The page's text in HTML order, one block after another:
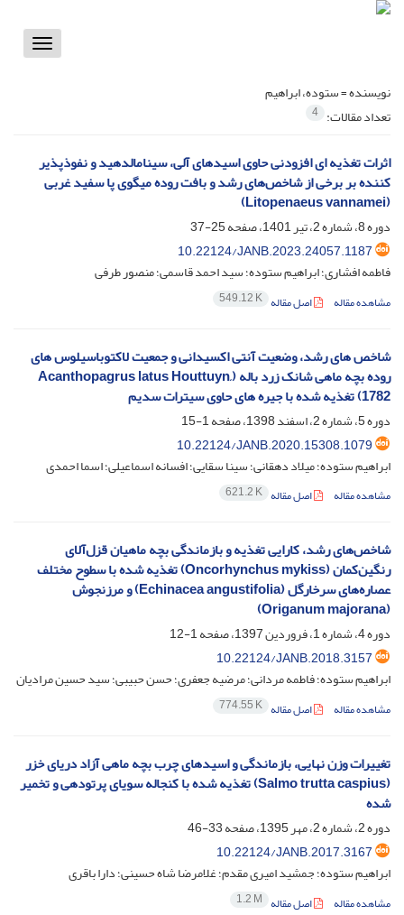
Toggle
نویسنده =ستوده، ابراهیم
تعداد مقالات: 4
اثرات تغذیه ای افزودنی حاوی اسیدهای آلی، سینامالدهید و نفوذپذیر
کننده بر برخی از شاخص‌های رشد و بافت روده میگوی پا سفید غربی
(Litopenaeus vannamei)
دوره 8، شماره 2، تیر 1401، صفحه
25-37
10.22124/JANB.2023.24057.1187
فاطمه افشاری؛ ابراهیم ستوده؛ سید احمد قاسمی؛ منصور طرفی
مشاهده مقاله اصل مقاله 549.12 K
شاخص های رشد، وضعیت آنتی اکسیدانی و جمعیت لاکتوباسیلوس های
روده بچه ماهی شانک زرد باله (Acanthopagrus latus Houttuyn,
1782) تغذیه شده با جیره های حاوی سیترات سدیم
دوره 5، شماره 2، اسفند 1398، صفحه
1-15
10.22124/JANB.2020.15308.1079
ابراهیم ستوده؛ میلاد دهقانی؛ سینا سقایی؛ افسانه اسماعیلی؛ اسما احمدی
مشاهده مقاله اصل مقاله 621.2 K
شاخص‌های رشد، کارایی تغذیه و بازماندگی بچه ماهیان قزل‌آلای
رنگین‌کمان (Oncorhynchus mykiss) تغذیه شده با سطوح مختلف
عصاره‌های سرخارگل (Echinacea angustifolia) و مرزنجوش
(Origanum majorana)
دوره 4، شماره 1، فروردین 1397، صفحه
1-12
10.22124/JANB.2018.3157
ابراهیم ستوده؛ فاطمه مردانی؛ مرضیه جعفری؛ حسن حبیبی؛ سید حسین مرادیان
مشاهده مقاله اصل مقاله 774.55 K
تغییرات وزن نهایی، بازماندگی و اسیدهای چرب بچه ماهی آزاد دریای خزر
(Salmo trutta caspius) تغذیه شده با کنجاله سویای پرتودهی و تخمیر
شده
دوره 2، شماره 2، مهر 1395، صفحه
33-46
10.22124/JANB.2017.3167
ابراهیم ستوده؛ جمشید امیری مقدم؛ غلامرضا شاه حسینی؛ دارا باقری
مشاهده مقاله اصل مقاله 1.2 M